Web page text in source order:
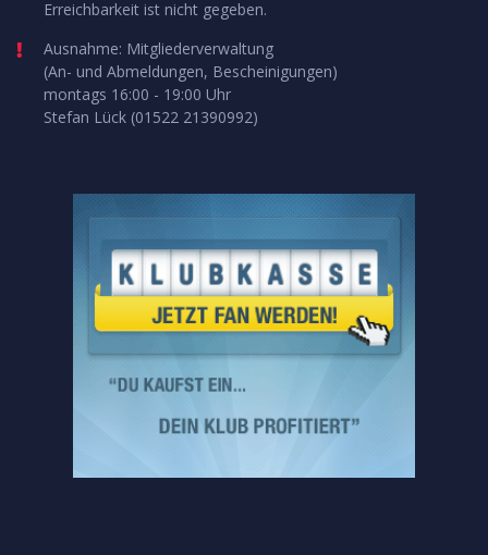
Erreichbarkeit ist nicht gegeben.
Ausnahme: Mitgliederverwaltung
(An- und Abmeldungen, Bescheinigungen)
montags 16:00 - 19:00 Uhr
Stefan Lück (01522 21390992)